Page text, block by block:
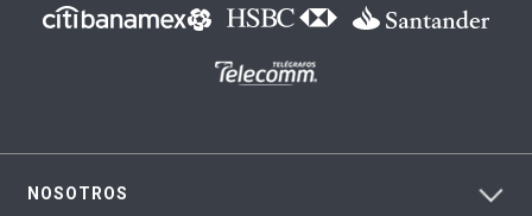
NOSOTROS